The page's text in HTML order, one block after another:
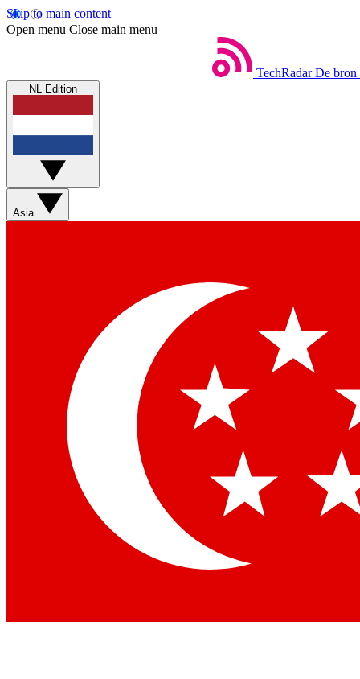
Skip to main content
Open menu Close main menu
TechRadar De bron
NL Edition
Asia